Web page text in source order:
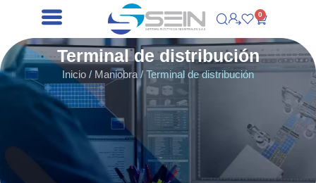
0
Terminal de distribución
Inicio / Maniobra / Terminal de distribución